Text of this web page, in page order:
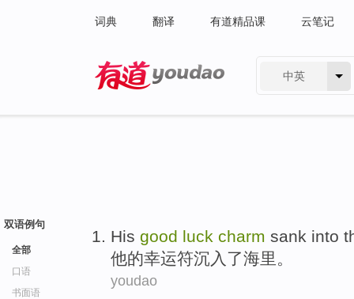
词典 翻译 有道精品课 云笔记
中英
双语例句
全部
口语
书面语
His good luck charm sank into
他的幸运符沉入 了海里。
youdao